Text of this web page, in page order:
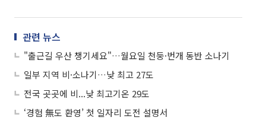
관련 뉴스
"출근길 우산 챙기세요"…월요일 천둥·번개 동반 소나기
일부 지역 비·소나기…낮 최고 27도
전국 곳곳에 비...낮 최고기온 29도
‘경험 無도 환영’ 첫 일자리 도전 설명서